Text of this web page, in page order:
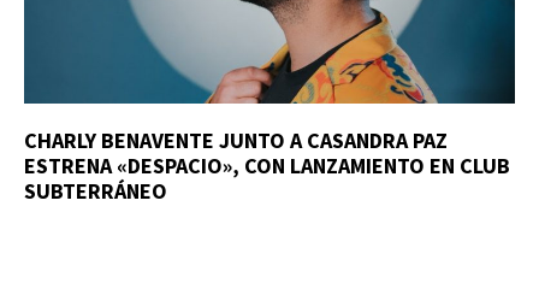
CHARLY BENAVENTE JUNTO A CASANDRA PAZ
ESTRENA «DESPACIO», CON LANZAMIENTO EN CLUB
SUBTERRÁNEO